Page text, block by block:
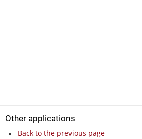
Other applications
Back to the previous page